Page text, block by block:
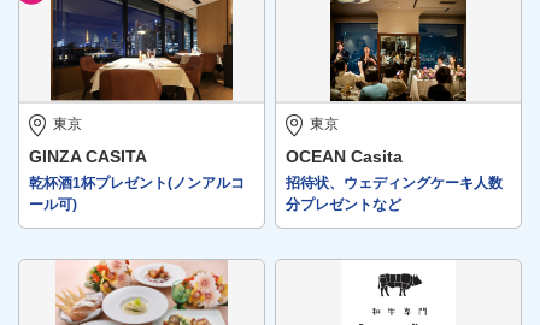
東京
GINZA CASITA
乾杯酒1杯プレゼント(ノンアルコ
ール可)
東京
OCEAN Casita
招待状、ウェディングケーキ人数
分プレゼントなど